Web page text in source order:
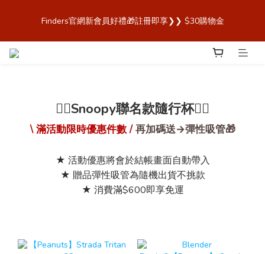
商城，購買最安心！】
Finders官網新會員好禮🎁註冊即享❯❯ $30購物金
歡迎來到 Finders🎉【Blender Bottle x Owala 台灣官方代理直營
❤️‍🔥Snoopy聯名款隨行杯❤️‍🔥
\ 滿活動限時優惠件數 / 再加碼送→彈性吸管🎁
★ 活動優惠將會於結帳畫面自動帶入
★ 贈品彈性吸管為隨機出貨不挑款
★ 消費滿$600即享免運